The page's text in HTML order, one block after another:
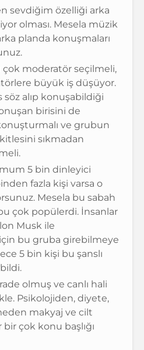
sevdiğim özelliği arka
olması. Mesela müzik
planda konuşmaları
moderatör seçilmeli,
büyük iş düşüyor.
alıp konuşabildiği
birisini de
ve grubun
sıkmadan
5 bin dinleyici
fazla kişi varsa o
Mesela bu sabah
çok popülerdi. İnsanlar
Musk ile
bu gruba girebilmeye
5 bin kişi bu şanslı
olmuş ve canlı hali
Psikolojiden, diyete,
makyaj ve cilt
bir çok konu başlığı